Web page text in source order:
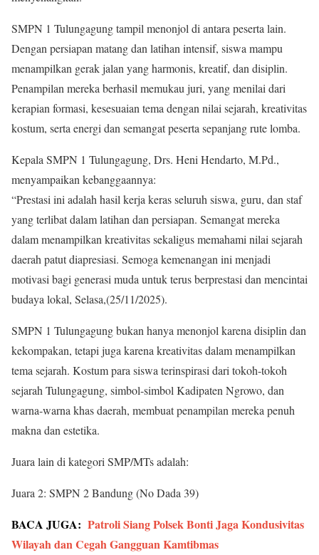
SMPN 1 Tulungagung tampil menonjol di antara peserta lain.
Dengan persiapan matang dan latihan intensif, siswa mampu
menampilkan gerak jalan yang harmonis, kreatif, dan disiplin.
Penampilan mereka berhasil memukau juri, yang menilai dari
kerapian formasi, kesesuaian tema dengan nilai sejarah, kreativitas
kostum, serta energi dan semangat peserta sepanjang rute lomba.
Kepala SMPN 1 Tulungagung, Drs. Heni Hendarto, M.Pd.,
menyampaikan kebanggaannya:
“Prestasi ini adalah hasil kerja keras seluruh siswa, guru, dan staf
yang terlibat dalam latihan dan persiapan. Semangat mereka
dalam menampilkan kreativitas sekaligus memahami nilai sejarah
daerah patut diapresiasi. Semoga kemenangan ini menjadi
motivasi bagi generasi muda untuk terus berprestasi dan mencintai
budaya lokal, Selasa,(25/11/2025).
SMPN 1 Tulungagung bukan hanya menonjol karena disiplin dan
kekompakan, tetapi juga karena kreativitas dalam menampilkan
tema sejarah. Kostum para siswa terinspirasi dari tokoh-tokoh
sejarah Tulungagung, simbol-simbol Kadipaten Ngrowo, dan
warna-warna khas daerah, membuat penampilan mereka penuh
makna dan estetika.
Juara lain di kategori SMP/MTs adalah:
Juara 2: SMPN 2 Bandung (No Dada 39)
BACA JUGA: Patroli Siang Polsek Bonti Jaga Kondusivitas
Wilayah dan Cegah Gangguan Kamtibmas